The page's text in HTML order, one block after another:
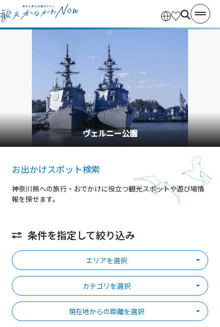
ヴェルニー公園
お出かけスポット検索
神奈川県への旅行・おでかけに役立つ観光スポットや遊び場情
報を探せます。
条件を指定して絞り込み
エリアを選択
カテゴリを選択
現在地からの距離を選択